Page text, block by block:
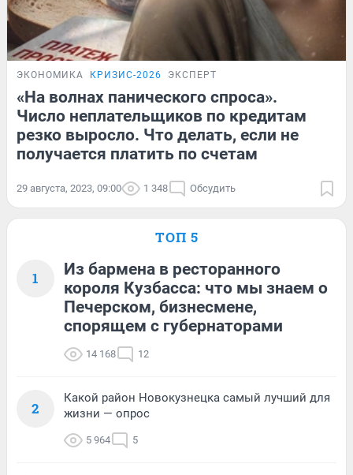
ЭКОНОМИКА КРИЗИС-2026 ЭКСПЕРТ
«На волнах панического спроса».
Число неплательщиков по кредитам
резко выросло. Что делать, если не
получается платить по счетам
29 августа, 2023, 09:00 1 348 Обсудить
ТОП 5
1
Из бармена в ресторанного
короля Кузбасса: что мы знаем о
Печерском, бизнесмене,
спорящем с губернаторами
14 168 12
2
Какой район Новокузнецка самый лучший для
жизни — опрос
5 964 5